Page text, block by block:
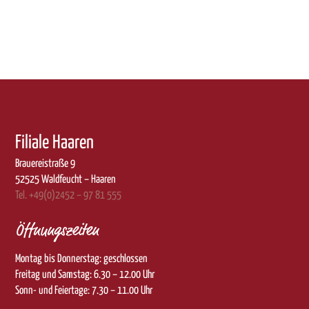
Filiale Haaren
Brauereistraße 9
52525 Waldfeucht – Haaren
Tel. +49(0)2452 – 97 81 555
Öffnungszeiten
Montag bis Donnerstag: geschlossen
Freitag und Samstag: 6.30 – 12.00 Uhr
Sonn- und Feiertage: 7.30 – 11.00 Uhr